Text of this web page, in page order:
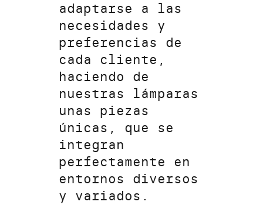
adaptarse a las
necesidades y
preferencias de
cada cliente,
haciendo de
nuestras lámparas
unas piezas
únicas, que se
integran
perfectamente en
entornos diversos
y variados.